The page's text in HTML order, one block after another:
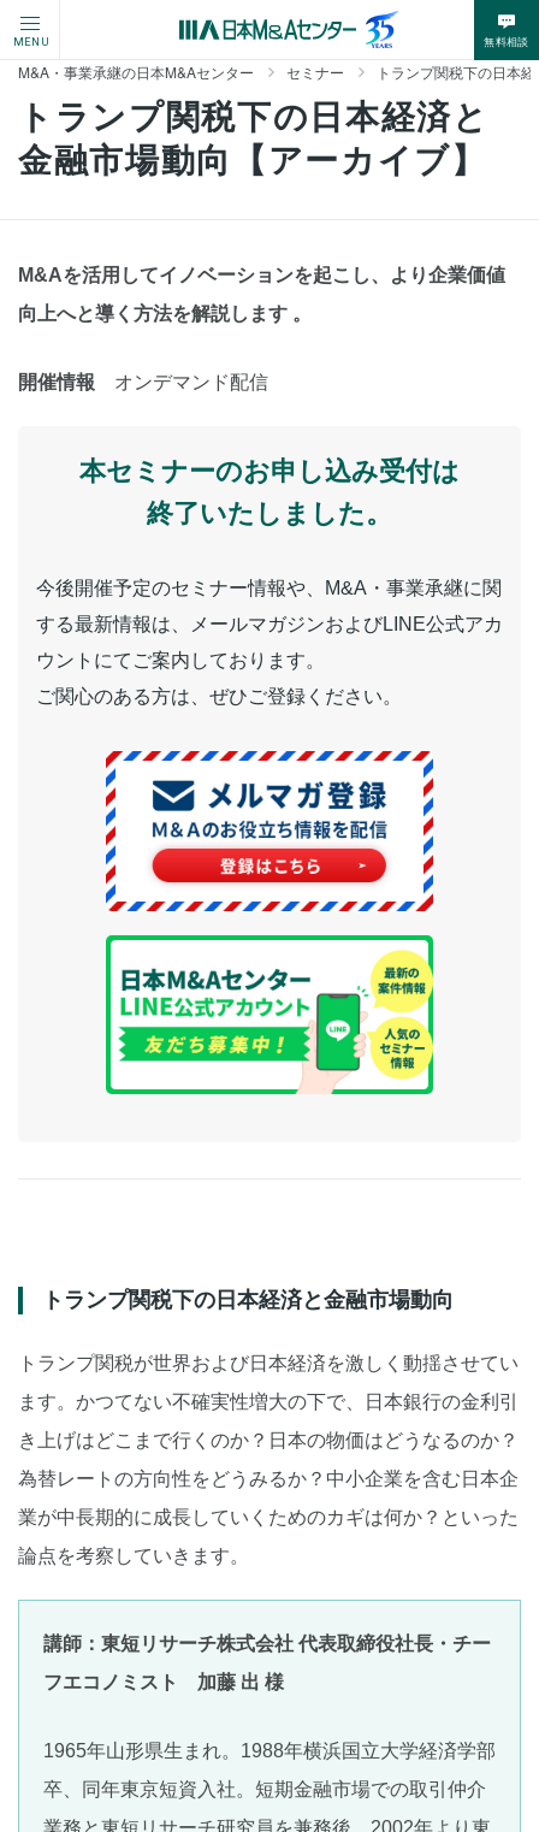
MENU 無料相談
M&A・事業承継の日本M&Aセンター セミナー トランプ関税下の日本
トランプ関税下の日本経済と
金融市場動向【アーカイブ】
M&Aを活用してイノベーションを起こし、より企業価値
向上へと導く方法を解説します 。
開催情報 オンデマンド配信
本セミナーのお申し込み受付は
終了いたしました。
今後開催予定のセミナー情報や、M&A・事業承継に関
する最新情報は、メールマガジンおよびLINE公式アカ
ウントにてご案内しております。
ご関心のある方は、ぜひご登録ください。
トランプ関税下の日本経済と金融市場動向
トランプ関税が世界および日本経済を激しく動揺させてい
ます。かつてない不確実性増大の下で、日本銀行の金利引
き上げはどこまで行くのか？日本の物価はどうなるのか？
為替レートの方向性をどうみるか？中小企業を含む日本企
業が中長期的に成長していくためのカギは何か？といった
論点を考察していきます。
講師：東短リサーチ株式会社 代表取締役社長・チー
フエコノミスト 加藤 出 様
1965年山形県生まれ。1988年横浜国立大学経済学部
卒、同年東京短資入社。短期金融市場での取引仲介